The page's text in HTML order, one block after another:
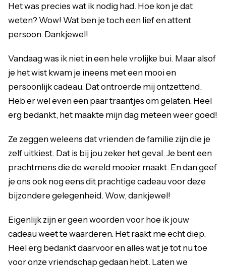
Het was precies wat ik nodig had. Hoe kon je dat
weten? Wow! Wat ben je toch een lief en attent
persoon. Dankjewel!
Vandaag was ik niet in een hele vrolijke bui. Maar alsof
je het wist kwam je ineens met een mooi en
persoonlijk cadeau. Dat ontroerde mij ontzettend.
Heb er wel even een paar traantjes om gelaten. Heel
erg bedankt, het maakte mijn dag meteen weer goed!
Ze zeggen weleens dat vrienden de familie zijn die je
zelf uitkiest. Dat is bij jou zeker het geval. Je bent een
prachtmens die de wereld mooier maakt. En dan geef
je ons ook nog eens dit prachtige cadeau voor deze
bijzondere gelegenheid. Wow, dankjewel!
Eigenlijk zijn er geen woorden voor hoe ik jouw
cadeau weet te waarderen. Het raakt me echt diep.
Heel erg bedankt daarvoor en alles wat je tot nu toe
voor onze vriendschap gedaan hebt. Laten we